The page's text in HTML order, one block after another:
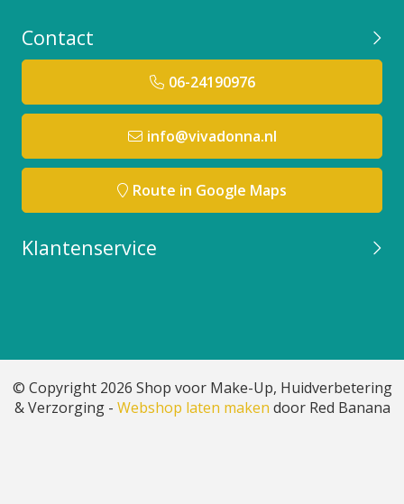
Contact
06-24190976
info@vivadonna.nl
Route in Google Maps
Klantenservice
© Copyright 2026 Shop voor Make-Up, Huidverbetering
& Verzorging - Webshop laten maken door Red Banana